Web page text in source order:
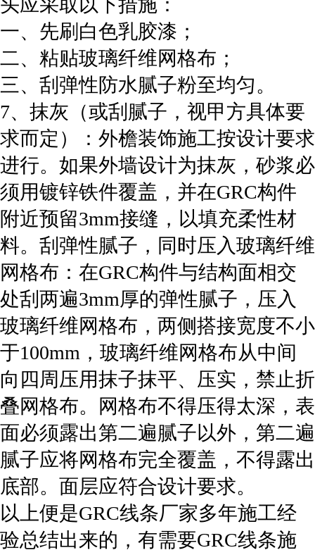
头应采取以下措施：
一、先刷白色乳胶漆；
二、粘贴玻璃纤维网格布；
三、刮弹性防水腻子粉至均匀。
7、抹灰（或刮腻子，视甲方具体要
求而定）：外檐装饰施工按设计要求
进行。如果外墙设计为抹灰，砂浆必
须用镀锌铁件覆盖，并在GRC构件
附近预留3mm接缝，以填充柔性材
料。刮弹性腻子，同时压入玻璃纤维
网格布：在GRC构件与结构面相交
处刮两遍3mm厚的弹性腻子，压入
玻璃纤维网格布，两侧搭接宽度不小
于100mm，玻璃纤维网格布从中间
向四周压用抹子抹平、压实，禁止折
叠网格布。网格布不得压得太深，表
面必须露出第二遍腻子以外，第二遍
腻子应将网格布完全覆盖，不得露出
底部。面层应符合设计要求。
以上便是GRC线条厂家多年施工经
验总结出来的，有需要GRC线条施